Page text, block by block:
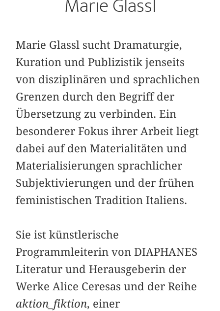
Marie Glassl sucht Dramaturgie,
Kuration und Publizistik jenseits
von disziplinären und sprachlichen
Grenzen durch den Begriff der
Übersetzung zu verbinden. Ein
besonderer Fokus ihrer Arbeit liegt
dabei auf den Materialitäten und
Materialisierungen sprachlicher
Subjektivierungen und der frühen
feministischen Tradition Italiens.
Sie ist künstlerische
Programmleiterin von DIAPHANES
Literatur und Herausgeberin der
Werke Alice Ceresas und der Reihe
aktion_fiktion, einer